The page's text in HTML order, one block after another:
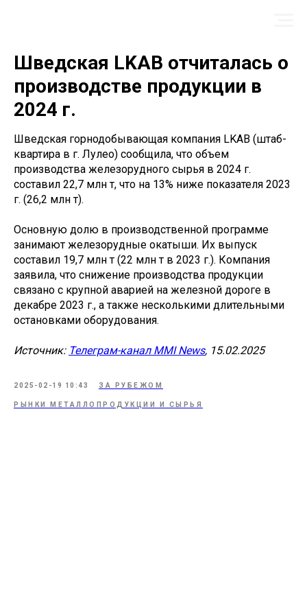
Шведская LKAB отчиталась о
производстве продукции в
2024 г.
Шведская горнодобывающая компания LKAB (штаб-
квартира в г. Лулео) сообщила, что объем
производства железорудного сырья в 2024 г.
составил 22,7 млн т, что на 13% ниже показателя 2023
г. (26,2 млн т).
Основную долю в производственной программе
занимают железорудные окатыши. Их выпуск
составил 19,7 млн т (22 млн т в 2023 г.). Компания
заявила, что снижение производства продукции
связано с крупной аварией на железной дороге в
декабре 2023 г., а также несколькими длительными
остановками оборудования.
Источник: Телеграм-канал MMI News, 15.02.2025
2025-02-19 10:43 ЗА РУБЕЖОМ
РЫНКИ МЕТАЛЛОПРОДУКЦИИ И СЫРЬЯ